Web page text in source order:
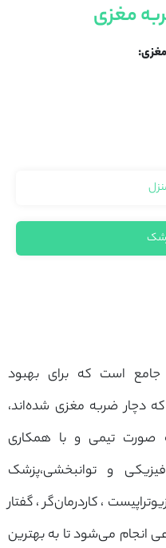
مغزی
جامع است که برای بهبود
دچار ضربه مغزی شده‌اند،
صورت تیمی و با همکاری
و توانبخشی،پزشک
کاردرمان‌گر، گفتار
انجام می‌شود تا به بهترین